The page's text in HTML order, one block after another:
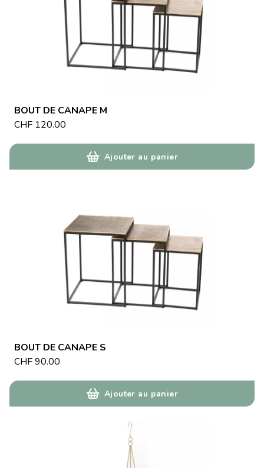
BOUT DE CANAPE M
CHF 120.00
Ajouter au panier
BOUT DE CANAPE S
CHF90.00
Ajouter au panier